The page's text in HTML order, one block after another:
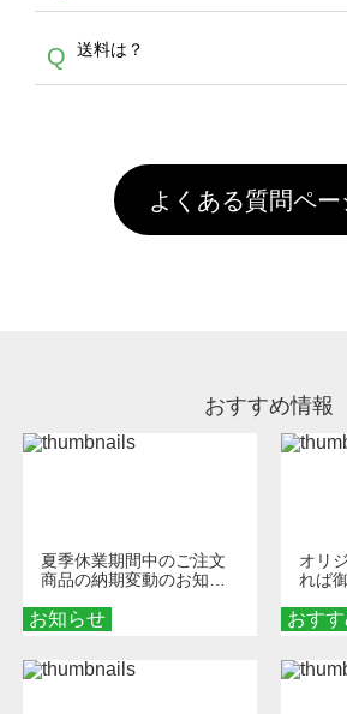
トは発送完了の翌日に付与
からご利用頂けます。ポイ
年間です。【会員ランク
文回数により会員ランク割
頂いても、ログインがされ
クにカウントがされません
ワイト、トートバッグのナ
といって、プリントを定着
を塗布しており、短納期・
害な性質で、水洗いで落と
お手数ですが、お客様ご自
していただけますようお願
通常注文・直送機能でのご
A
ません。いずれのデータも
像(JPEG,PNG,GIF,PDF)に
Q 送料は？
引」などによるお値引きで
場合は送料がかかりますの
い。
よくある質問ペー
おすすめ情報
お知らせ
夏季休業期間中のご注文
商品の納期変動のお知ら
おす
オリ
れば
ダー
び方